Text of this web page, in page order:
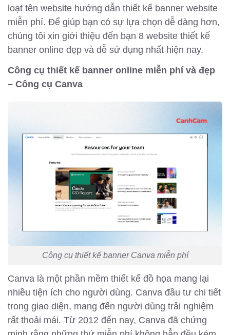
loạt tên website hướng dẫn thiết kế banner website
miễn phí. Để giúp bạn có sự lựa chọn dễ dàng hơn,
chúng tôi xin giới thiệu đến bạn 8 website thiết kế
banner online đẹp và dễ sử dụng nhất hiện nay.
Công cụ thiết kế banner online miễn phí và đẹp
– Công cụ Canva
Công cụ thiết kế banner Canva miễn phí
Canva là một phần mềm thiết kế đồ họa mang lại
nhiều tiện ích cho người dùng. Canva đầu tư chi tiết
trong giao diện, mang đến người dùng trải nghiệm
rất thoải mái. Từ 2012 đến nay, Canva đã chứng